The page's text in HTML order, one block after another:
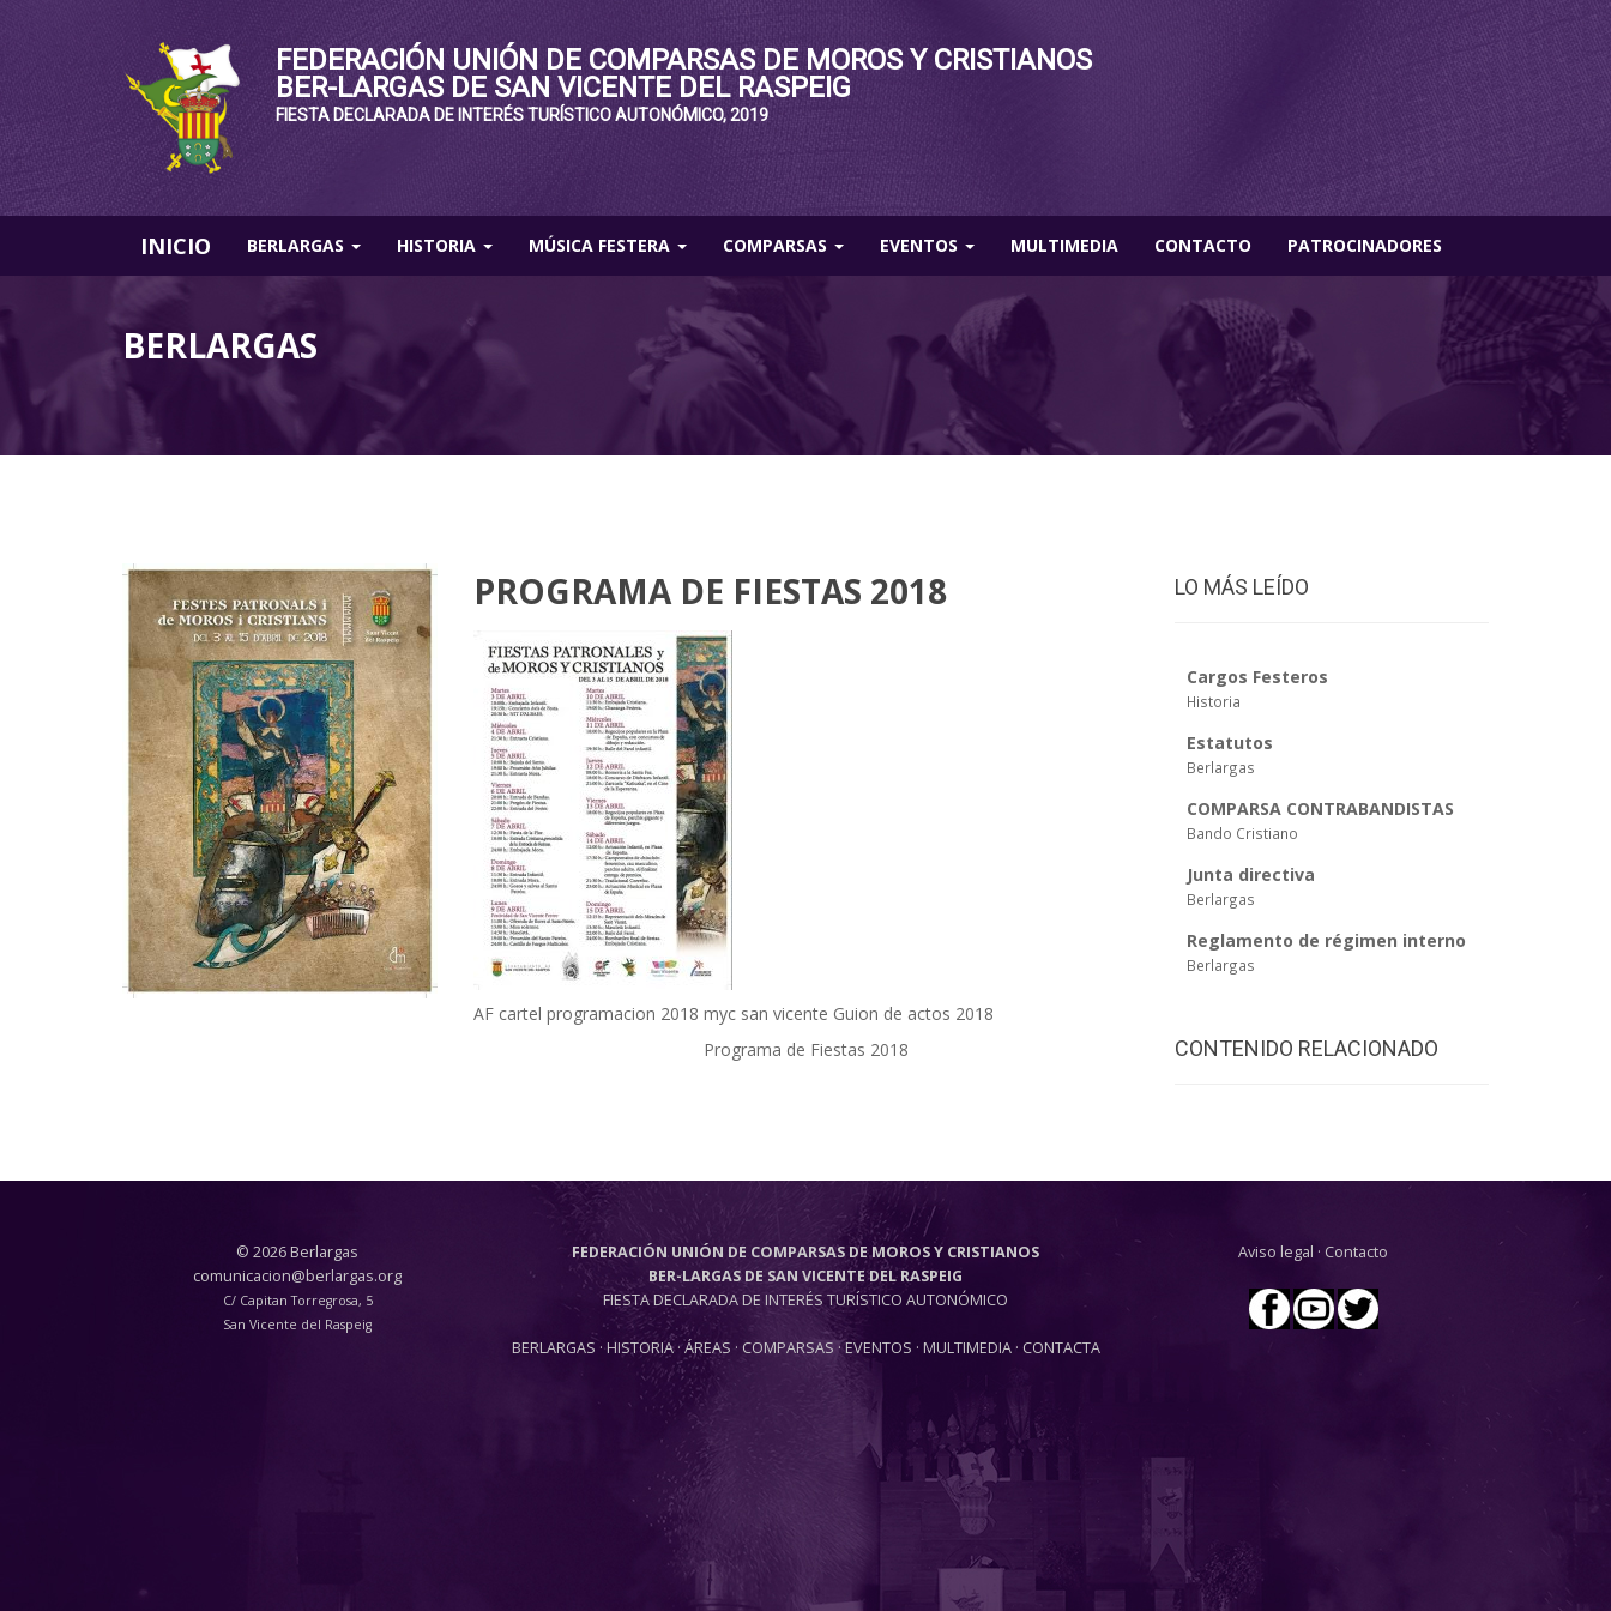
FEDERACIÓN UNIÓN DE COMPARSAS DE MOROS Y CRISTIANOS
BER-LARGAS DE SAN VICENTE DEL RASPEIG
FIESTA DECLARADA DE INTERÉS TURÍSTICO AUTONÓMICO, 2019
INICIO BERLARGAS HISTORIA MÚSICA FESTERA COMPARSAS EVENTOS MULTIMEDIA CONTACTO PATROCINADORES
BERLARGAS
PROGRAMA DE FIESTAS 2018
AF cartel programacion 2018 myc san vicente Guion de actos 2018
Programa de Fiestas 2018
LO MÁS LEÍDO
Cargos Festeros
Historia
Estatutos
Berlargas
COMPARSA CONTRABANDISTAS
Bando Cristiano
Junta directiva
Berlargas
Reglamento de régimen interno
Berlargas
CONTENIDO RELACIONADO
© 2026 Berlargas
comunicacion@berlargas.org
C/ Capitan Torregrosa, 5
San Vicente del Raspeig
FEDERACIÓN UNIÓN DE COMPARSAS DE MOROS Y CRISTIANOS
BER-LARGAS DE SAN VICENTE DEL RASPEIG
FIESTA DECLARADA DE INTERÉS TURÍSTICO AUTONÓMICO
BERLARGAS ·HISTORIA· ÁREAS · COMPARSAS ·EVENTOS · MULTIMEDIA· CONTACTA
Aviso legal · Contacto